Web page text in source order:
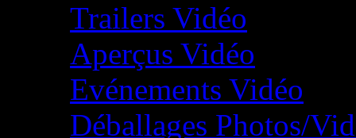
Trailers Vidéo
Aperçus Vidéo
Evénements Vidéo
Déballages Photos/